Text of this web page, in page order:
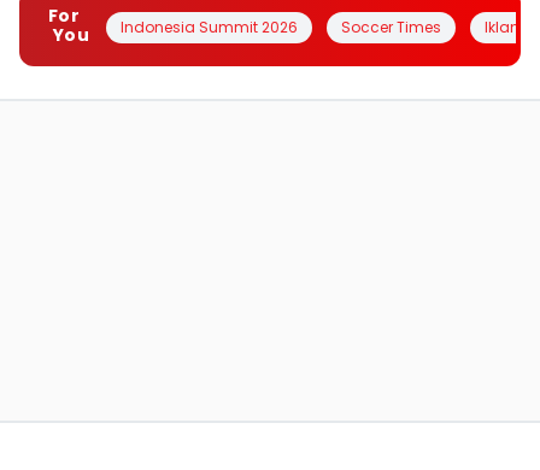
For
You
Indonesia Summit 2026 Soccer Times Iklanin